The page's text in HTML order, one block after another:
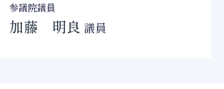
参議院議員
加藤 明良 議員